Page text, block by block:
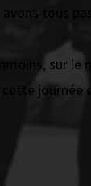
tous
sur le
journée